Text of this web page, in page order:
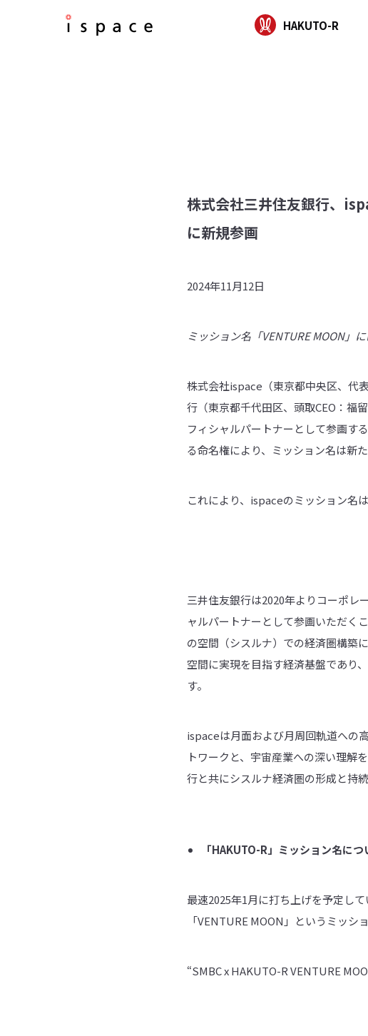
HAKUTO-R
株式会社三井住友銀行、
に新規参画
2024年11月12日
ミッション名「VENTURE MOON」
株式会社ispace（東京都中央区、代
行（東京都千代田区、頭取CEO：福
フィシャルパートナーとして参画す
る命名権により、ミッション名は新
これにより、ispaceのミッション名
三井住友銀行は2020年よりコーポレ
ャルパートナーとして参画いただく
の空間（シスルナ）での経済圏構築
空間に実現を目指す経済基盤であり
す。
ispaceは月面および月周回軌道への
トワークと、宇宙産業への深い理解
行と共にシスルナ経済圏の形成と持
「HAKUTO-R 」ミッション名につ
最速2025年1月に打ち上げを予定し
「VENTURE MOON」というミッ
“SMBC x HAKUTO-R VENTURE